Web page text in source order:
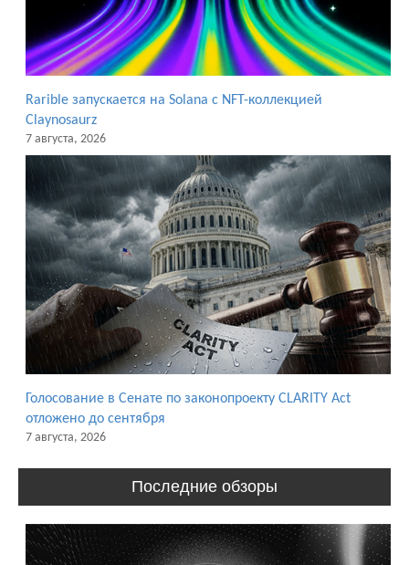
Rarible запускается на Solana с NFT-коллекцией
Claynosaurz
7 августа, 2026
Голосование в Сенате по законопроекту CLARITY Act
отложено до сентября
7 августа, 2026
Последние обзоры